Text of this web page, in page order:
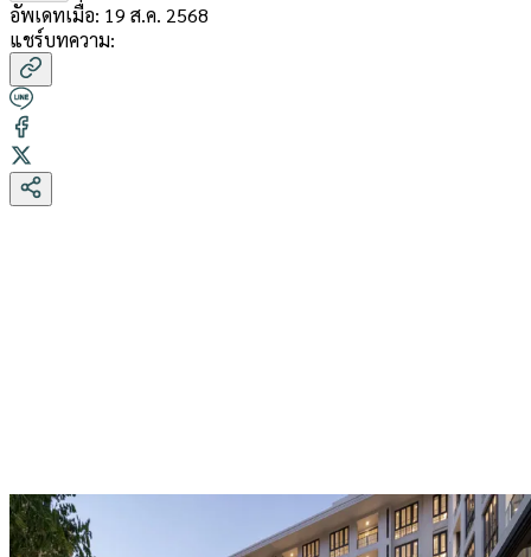
อัพเดทเมื่อ: 19 ส.ค. 2568
แชร์บทความ: